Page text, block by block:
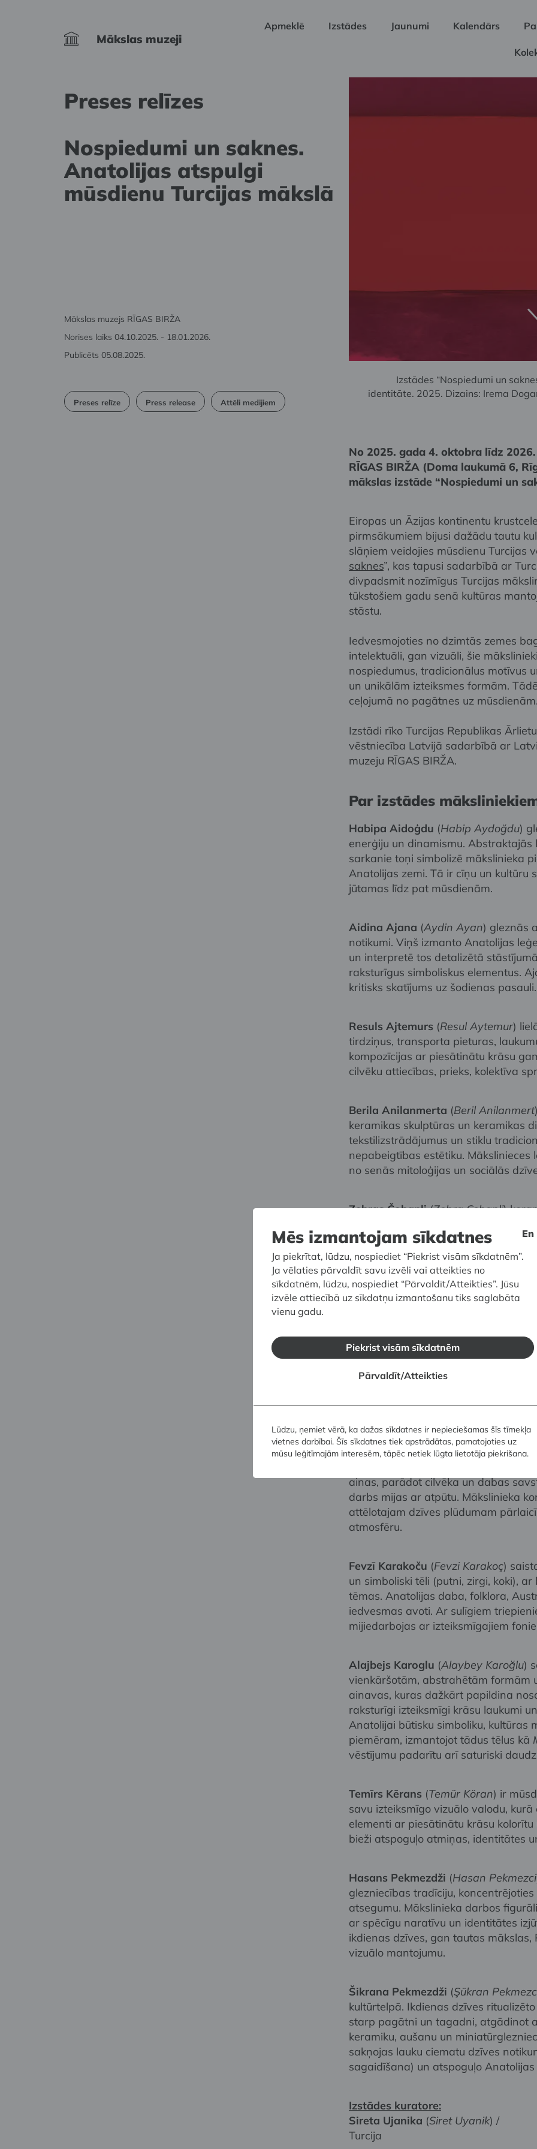
Mākslas muzeji
Apmeklē Izstādes Jaunumi Kalendārs
Preses relīzes
Nospiedumi un saknes.
Anatolijas atspulgi
mūsdienu Turcijas mākslā
Mākslas muzejs RĪGAS BIRŽA
Norises laiks 04.10.2025. - 18.01.2026.
Publicēts 05.08.2025.
Preses relīze Press release Attēli medijiem
Izstādes “Nospiedumi un
identitāte. 2025. Dizains: Irema
No 2025. gada 4. oktobra līdz
RĪGAS BIRŽA (Doma laukumā 6,
mākslas izstāde “Nospiedumi un
Eiropas un Āzijas kontinentu
pirmsākumiem bijusi dažādu tautu
slāņiem veidojies mūsdienu Turcijas
saknes”, kas tapusi sadarbībā ar
divpadsmit nozīmīgus Turcijas
tūkstošiem gadu senā kultūras
stāstu.
Iedvesmojoties no dzimtās zemes
intelektuāli, gan vizuāli, šie
nospiedumus, tradicionālus motīvus
un unikālām izteiksmes formām.
ceļojumā no pagātnes uz mūsdienām.
Izstādi rīko Turcijas Republikas
vēstniecība Latvijā sadarbībā ar
muzeju RĪGAS BIRŽA.
Par izstādes
Habipa Aidoģdu (Habip Aydoğdu)
enerģiju un dinamismu.
sarkanie toņi simbolizē mākslinieka
Anatolijas zemi. Tā ir cīņu un kultūru
jūtamas līdz pat mūsdienām.
Aidina Ajana (Aydin Ayan) gleznās
notikumi. Viņš izmanto Anatolijas
un interpretē tos detalizētā
raksturīgus simboliskus elementus.
kritisks skatījums uz šodienas pasauli.
Resuls Ajtemurs (Resul Aytemur)
tirdziņus, transporta pieturas,
kompozīcijas ar piesātinātu krāsu
cilvēku attiecības, prieks, kolektīva
Berila Anilanmerta (Beril Anilanmert
keramikas skulptūras un keramikas
tekstilizstrādājumus un stiklu
nepabeigtības estētiku.
no senās mitoloģijas un sociālās
Zehras Čobanli(Zehra Çobanli)
uzmetiena saistās ar intīmiem,
un nodarbēm – kurpes, tējas /
ikdienišķie motīvi veido naratīvu
neaizsargātība. Čobanli apvieno
konceptuālo mākslu,
kontekstā.
Devrims Erbils(Selens Karaibrahims;
glezniecībā apvieno abstrakciju un
autora mākslinieciskajā stāstījumā
kompozīcijas, tvertas it kā no putna
dabas motīviem. Te tradicionālā
ar kaligrāfijas mākslu, saplūst ar
krāsu kolorītu.
ainas, parādot cilvēka un dabas
darbs mijas ar atpūtu. Mākslinieka
attēlotajam dzīves plūdumam
atmosfēru.
Fevzī Karakoču (Fevzi Karakoç)
un simboliski tēli (putni, zirgi, koki),
tēmas. Anatolijas daba, folklora,
iedvesmas avoti. Ar sulīgiem
mijiedarbojas ar izteiksmīgajiem
Alajbejs Karoglu (Alaybey Karoğlu)
vienkāršotām, abstrahētām formām
ainavas, kuras dažkārt papildina
raksturīgi izteiksmīgi krāsu laukumi
Anatolijai būtisku simboliku, kultūras
piemēram, izmantojot tādus tēlus kā
vēstījumu padarītu arī saturiski
Temīrs Kērans (Temür Köran) ir
savu izteiksmīgo vizuālo valodu,
elementi ar piesātinātu krāsu
bieži atspoguļo atmiņas, identitātes
Hasans Pekmezdži (Hasan Pekmezci
glezniecības tradīciju,
atsegumu. Mākslinieka darbos
ar spēcīgu naratīvu un identitātes
ikdienas dzīves, gan tautas
vizuālo mantojumu.
Šikrana Pekmezdži (Şükran
kultūrtelpā. Ikdienas dzīves
starp pagātni un tagadni, atgādinot
keramiku, aušanu un
sakņojas lauku ciematu dzīves
sagaidīšana) un atspoguļo
Izstādes kuratore:
Sireta Ujanika (Siret Uyanik) /
Turcija
En
Mēs izmantojam sīkdatnes
Ja piekrītat, lūdzu, nospiediet “Piekrist visām sīkdatnēm”.
Ja vēlaties pārvaldīt savu izvēli vai atteikties no
sīkdatnēm, lūdzu, nospiediet “Pārvaldīt/Atteikties”. Jūsu
izvēle attiecībā uz sīkdatņu izmantošanu tiks saglabāta
vienu gadu.
Piekrist visām sīkdatnēm
Pārvaldīt/Atteikties
Lūdzu, ņemiet vērā, ka dažas sīkdatnes ir nepieciešamas šīs tīmekļa
vietnes darbībai. Šīs sīkdatnes tiek apstrādātas, pamatojoties uz
mūsu leģitīmajām interesēm, tāpēc netiek lūgta lietotāja piekrišana.